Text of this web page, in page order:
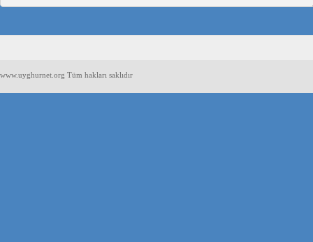
www.uyghurnet.org Tüm hakları saklıdır